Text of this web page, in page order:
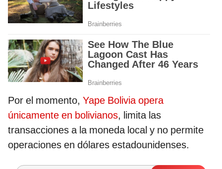
Por el momento, Yape Bolivia opera
únicamente en bolivianos, limita las
transacciones a la moneda local y no permite
operaciones en dólares estadounidenses.